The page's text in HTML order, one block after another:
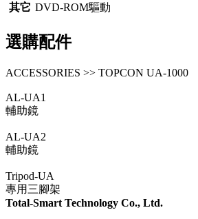
其它 DVD-ROM驅動
選購配件
ACCESSORIES >> TOPCON UA-1000
AL-UA1
輔助鏡
AL-UA2
輔助鏡
Tripod-UA
專用三腳架
Total-Smart Technology Co., Ltd.